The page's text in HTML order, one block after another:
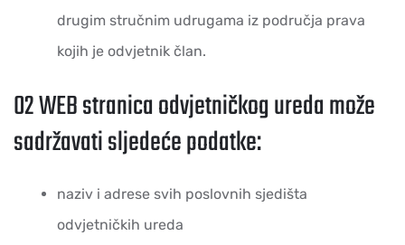
drugim stručnim udrugama iz područja prava
kojih je odvjetnik član.
02WEB stranica odvjetničkog ureda može
sadržavati sljedeće podatke:
naziv i adrese svih poslovnih sjedišta
odvjetničkih ureda